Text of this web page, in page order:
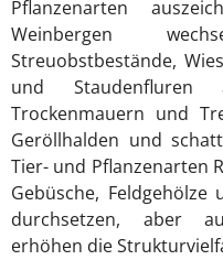
Pflanzenarten
Weinbergen
Streuobstbestände,
und
Trockenmauern und
Geröllhalden und
Tier- und Pflanzenarten
Gebüsche,
durchsetzen, aber
erhöhen die